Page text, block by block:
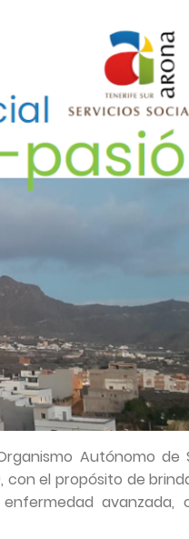
Autónomo de
con el propósito de
avanzada,